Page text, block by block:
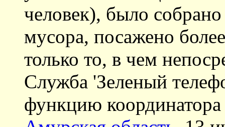
человек), было
мусора, посажено
только то, в чем
Служба 'Зеленый
функцию